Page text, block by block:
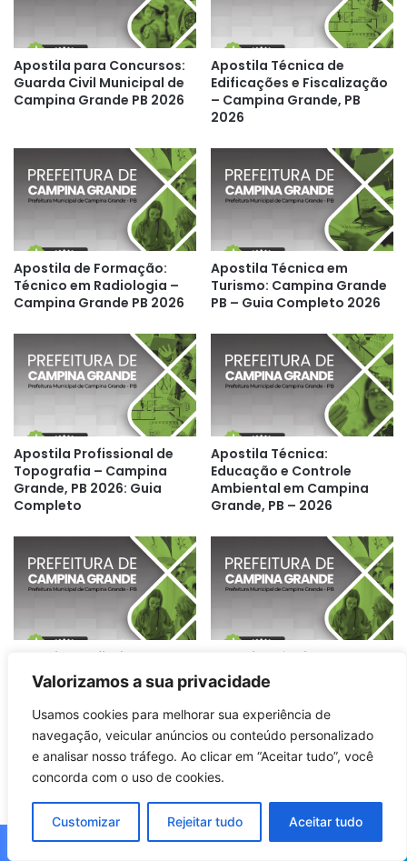
Valorizamos a sua privacidade
Usamos cookies para melhorar sua experiência de
navegação, veicular anúncios ou conteúdo personalizado
e analisar nosso tráfego. Ao clicar em “Aceitar tudo”, você
concorda com o uso de cookies.
Customizar Rejeitar tudo Aceitar tudo
Apostila para Concursos:
Guarda Civil Municipal de
Campina Grande PB 2026
Apostila Técnica de
Edificações e Fiscalização
– Campina Grande, PB
2026
Apostila de Formação:
Técnico em Radiologia –
Campina Grande PB 2026
Apostila Técnica em
Turismo: Campina Grande
PB – Guia Completo 2026
Apostila Profissional de
Topografia – Campina
Grande, PB 2026: Guia
Completo
Apostila Técnica:
Educação e Controle
Ambiental em Campina
Grande, PB – 2026
Apostila Profissional de
Enfermagem do Trabalho –
Campina Grande PB 2026
Apostila Técnica de
Enfermagem: Campina
Grande PB – 2026
Atualizações e Diretrizes